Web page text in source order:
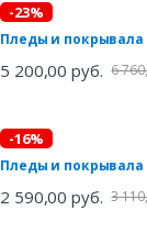
-23%
Пледы и покрывала
5 200,00 руб. 6
-16%
Пледы и покрывала
2 590,00 руб. 3